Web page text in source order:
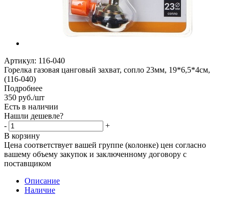
Артикул: 116-040
Горелка газовая цанговый захват, сопло 23мм, 19*6,5*4см,
(116-040)
Подробнее
350 руб./шт
Есть в наличии
Нашли дешевле?
-
+
В корзину
Цена соответствует вашей группе (колонке) цен согласно
вашему объему закупок и заключенному договору с
поставщиком
Описание
Наличие